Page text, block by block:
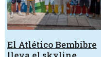
El Atlético Bembibre